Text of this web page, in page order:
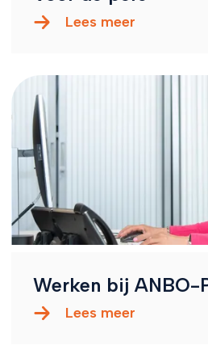
Lees meer
Werken bij ANBO-
Lees meer